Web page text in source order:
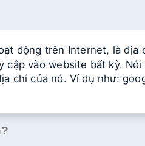
động trên Internet, là địa
vào website bất kỳ. Nói
chỉ của nó. Ví dụ như: